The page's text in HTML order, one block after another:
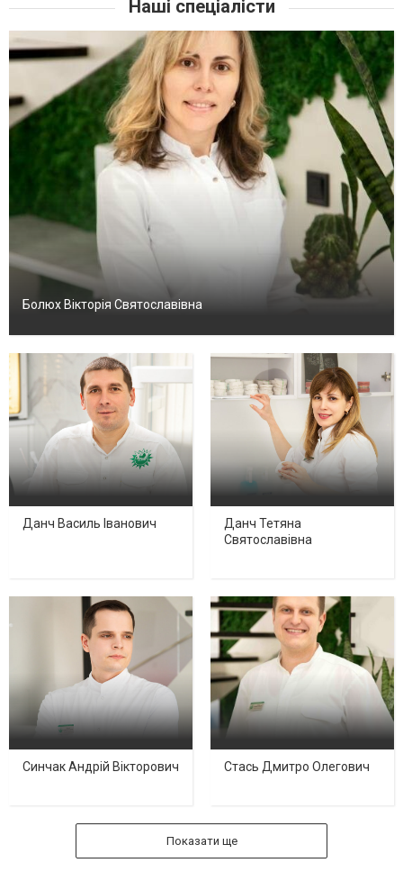
Наші спеціалісти
Болюх Вікторія Святославівна
Данч Василь Іванович
Данч Тетяна
Святославівна
Синчак Андрій Вікторович Стась Дмитро Олегович
Показати ще